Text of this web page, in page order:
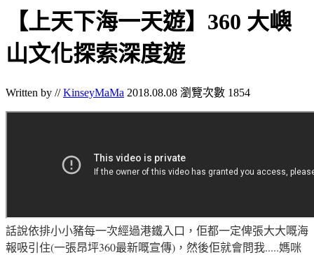
【上天下海一天遊】360 大嶼
山文化探索深度遊
Written by //KinseyMaMa 2018.08.08 瀏覽次數 1854
話說依排小小豬每一次經過港鐵入口，佢都一定俾張大大嘅海
報吸引住(一張昂坪360最新嘅宣傳)，然後佢就會問我.....媽咪